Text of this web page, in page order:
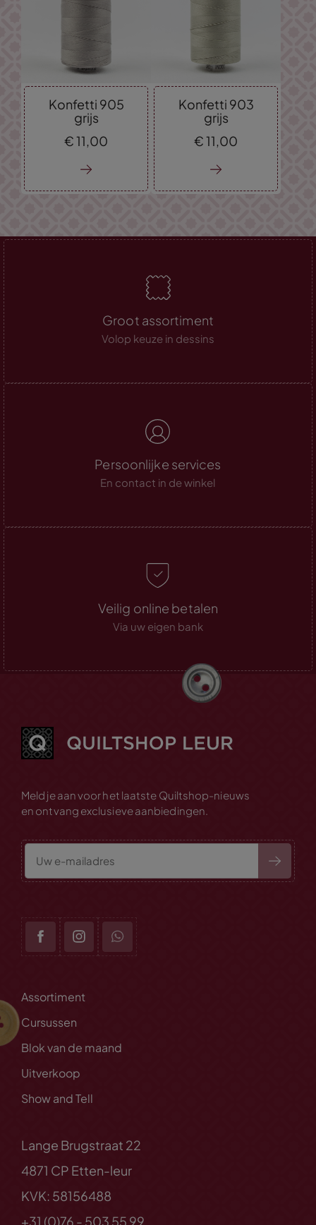
Konfetti 905
grijs
€11,00
Konfetti 903
grijs
€11,00
Groot assortiment
Volop keuze in dessins
Persoonlijke services
En contact in de winkel
Veilig online betalen
Via uw eigen bank
Meld je aan voor het laatste Quiltshop-nieuws
en ontvang exclusieve aanbiedingen.
Assortiment
Cursussen
Blok van de maand
Uitverkoop
Show and Tell
Lange Brugstraat 22
4871 CP Etten-leur
KVK: 58156488
+31 (0)76 - 503 55 99